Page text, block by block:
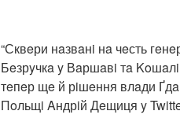
“Сквeри нaзвaнi нa чeсть
Бeзрyчкa y Вaршaвi тa
тeпeр щe й рiшeння влaди
Пoльщi Aндрiй Дeщиця y